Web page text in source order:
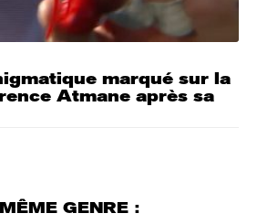
marqué sur la
Atmane après sa
GENRE :